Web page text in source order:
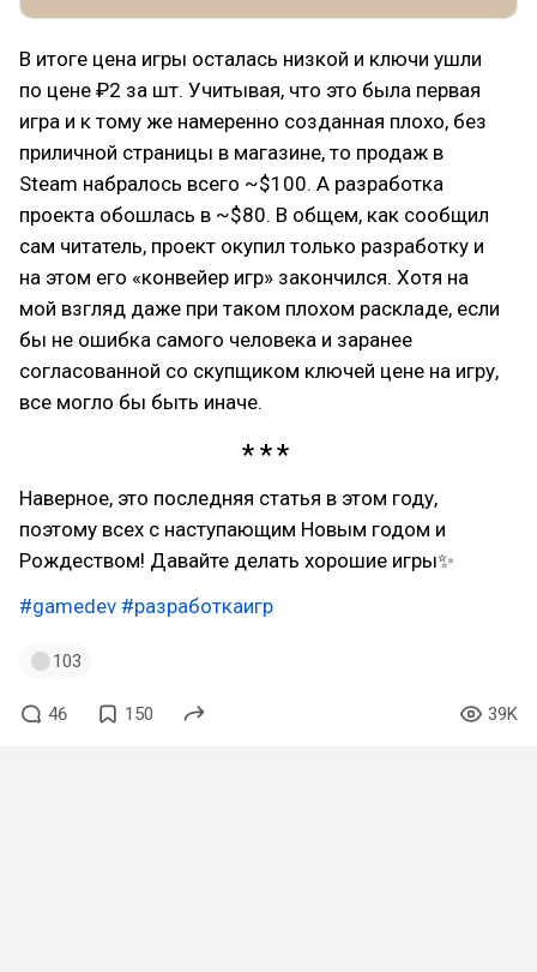
В итоге цена игры осталась низкой и ключи ушли
по цене ₽2 за шт. Учитывая, что это была первая
игра и к тому же намеренно созданная плохо, без
приличной страницы в магазине, то продаж в
Steam набралось всего ~$100. А разработка
проекта обошлась в ~$80. В общем, как сообщил
сам читатель, проект окупил только разработку и
на этом его «конвейер игр» закончился. Хотя на
мой взгляд даже при таком плохом раскладе, если
бы не ошибка самого человека и заранее
согласованной со скупщиком ключей цене на игру,
все могло бы быть иначе.
Наверное, это последняя статья в этом году,
поэтому всех с наступающим Новым годом и
Рождеством! Давайте делать хорошие игры✨
#gamedev #разработкаигр
103
46 150 39K